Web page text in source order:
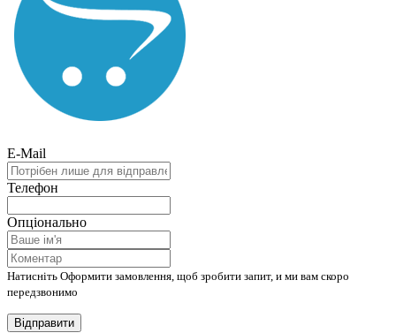
E-Mail
Телефон
Опціонально
Натисніть Оформити замовлення, щоб зробити запит, и ми вам скоро
передзвонимо
Відправити